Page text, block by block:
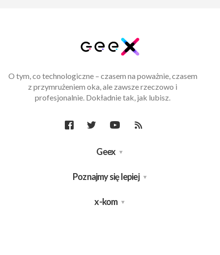
O tym, co technologiczne – czasem na poważnie, czasem
z przymrużeniem oka, ale zawsze rzeczowo i
profesjonalnie. Dokładnie tak, jak lubisz.
Geex
Poznajmy się lepiej
x-kom